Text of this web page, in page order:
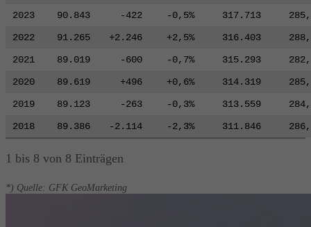
2023
90.843 -422 -0,5% 317.713
2022
91.265 +2.246 +2,5% 316.403
2021
89.019 -600 -0,7% 315.293
2020
89.619 +496 +0,6% 314.319
2019
89.123 -263 -0,3% 313.559
2018
89.386 -2.114 -2,3% 311.846
1 bis 8 von 8 Einträgen
*) Quelle: GFK GeoMarketing